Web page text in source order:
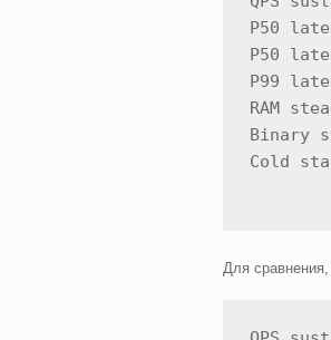
P50
P50
P99
RAM
Binary
Для